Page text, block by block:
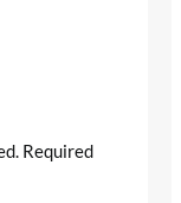
Required